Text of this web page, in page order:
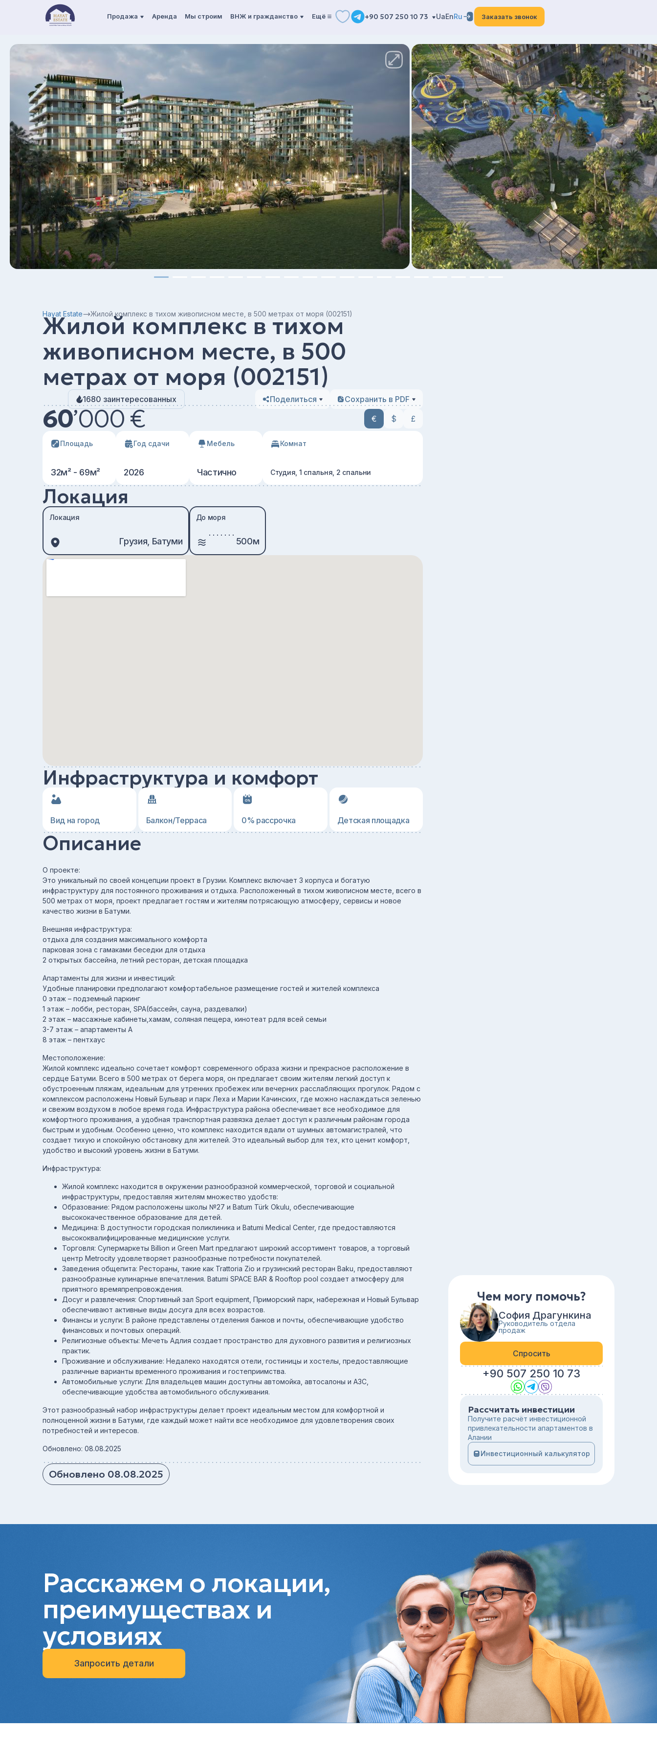
Продажа Аренда Мы строим ВНЖ и гражданство Ещё +90 507 250 10 73 UaEnRu Заказать звонок
Hayat Estate Жилой комплекс в тихом живописном месте, в 500 метрах от моря (002151)
Жилой комплекс в тихом
живописном месте, в 500
метрах от моря (002151)
1680 заинтересованных Поделиться Сохранить в PDF
60’000 € € $ £
Площадь
32м² - 69м²
Год сдачи
2026
Мебель
Частично
Комнат
Студия, 1 спальня, 2 спальни
Локация
Локация
Грузия, Батуми
До моря
500м
Инфраструктура и комфорт
Вид на город Балкон/Терраса 0% рассрочка Детская площадка
Описание
О проекте:
Это уникальный по своей концепции проект в Грузии. Комплекс включает 3 корпуса и богатую
инфраструктуру для постоянного проживания и отдыха. Расположенный в тихом живописном месте, всего в
500 метрах от моря, проект предлагает гостям и жителям потрясающую атмосферу, сервисы и новое
качество жизни в Батуми.
Внешняя инфраструктура:
отдыха для создания максимального комфорта
парковая зона с гамаками беседки для отдыха
2 открытых бассейна, летний ресторан, детская площадка
Апартаменты для жизни и инвестиций:
Удобные планировки предполагают комфортабельное размещение гостей и жителей комплекса
0 этаж – подземный паркинг
1 этаж – лобби, ресторан, SPA(бассейн, сауна, раздевалки)
2 этаж – массажные кабинеты,хамам, соляная пещера, кинотеат рдля всей семьи
3-7 этаж – апартаменты A
8 этаж – пентхаус
Местоположение:
Жилой комплекс идеально сочетает комфорт современного образа жизни и прекрасное расположение в
сердце Батуми. Всего в 500 метрах от берега моря, он предлагает своим жителям легкий доступ к
обустроенным пляжам, идеальным для утренних пробежек или вечерних расслабляющих прогулок. Рядом с
комплексом расположены Новый Бульвар и парк Леха и Марии Качинских, где можно наслаждаться зеленью
и свежим воздухом в любое время года. Инфраструктура района обеспечивает все необходимое для
комфортного проживания, а удобная транспортная развязка делает доступ к различным районам города
быстрым и удобным. Особенно ценно, что комплекс находится вдали от шумных автомагистралей, что
создает тихую и спокойную обстановку для жителей. Это идеальный выбор для тех, кто ценит комфорт,
удобство и высокий уровень жизни в Батуми.
Инфраструктура:
Жилой комплекс находится в окружении разнообразной коммерческой, торговой и социальной
инфраструктуры, предоставляя жителям множество удобств:
Образование: Рядом расположены школы №27 и Batum Türk Okulu, обеспечивающие
высококачественное образование для детей.
Медицина: В доступности городская поликлиника и Batumi Medical Center, где предоставляются
высококвалифицированные медицинские услуги.
Торговля: Супермаркеты Billion и Green Mart предлагают широкий ассортимент товаров, а торговый
центр Metrocity удовлетворяет разнообразные потребности покупателей.
Заведения общепита: Рестораны, такие как Trattoria Zio и грузинский ресторан Baku, предоставляют
разнообразные кулинарные впечатления. Batumi SPACE BAR & Rooftop pool создает атмосферу для
приятного времяпрепровождения.
Досуг и развлечения: Спортивный зал Sport equipment, Приморский парк, набережная и Новый Бульвар
обеспечивают активные виды досуга для всех возрастов.
Финансы и услуги: В районе представлены отделения банков и почты, обеспечивающие удобство
финансовых и почтовых операций.
Религиозные объекты: Мечеть Адлия создает пространство для духовного развития и религиозных
практик.
Проживание и обслуживание: Недалеко находятся отели, гостиницы и хостелы, предоставляющие
различные варианты временного проживания и гостеприимства.
Автомобильные услуги: Для владельцев машин доступны автомойка, автосалоны и АЗС,
обеспечивающие удобства автомобильного обслуживания.
Этот разнообразный набор инфраструктуры делает проект идеальным местом для комфортной и
полноценной жизни в Батуми, где каждый может найти все необходимое для удовлетворения своих
потребностей и интересов.
Обновлено: 08.08.2025
Обновлено 08.08.2025
Чем могу помочь?
София Драгункина
Руководитель отдела
продаж
Спросить
+90 507 250 10 73
Рассчитать инвестиции
Получите расчёт инвестиционной
привлекательности апартаментов в
Алании
Инвестиционный калькулятор
Расскажем о локации,
преимуществах и
условиях
Запросить детали